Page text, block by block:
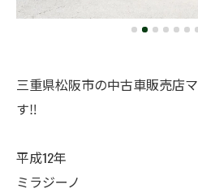
三重県松阪市の中古車販売店
す‼️
平成12年
ミラジーノ